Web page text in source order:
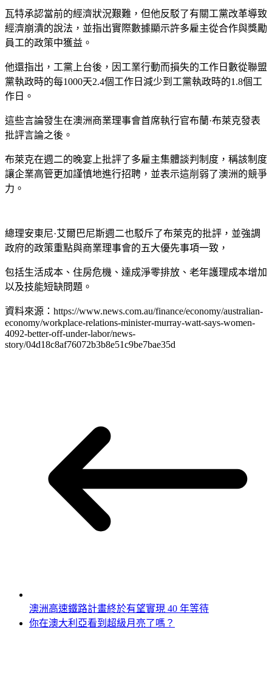
瓦特承認當前的經濟狀況艱難，但他反駁了有關工黨改革導致
經濟崩潰的說法，並指出實際數據顯示許多雇主從合作與獎勵
員工的政策中獲益。
他還指出，工黨上台後，因工業行動而損失的工作日數從聯盟
黨執政時的每1000天2.4個工作日減少到工黨執政時的1.8個工
作日。
這些言論發生在澳洲商業理事會首席執行官布蘭·布萊克發表
批評言論之後。
布萊克在週二的晚宴上批評了多雇主集體談判制度，稱該制度
讓企業高管更加謹慎地進行招聘，並表示這削弱了澳洲的競爭
力。
總理安東尼·艾爾巴尼斯週二也駁斥了布萊克的批評，並強調
政府的政策重點與商業理事會的五大優先事項一致，
包括生活成本、住房危機、達成淨零排放、老年護理成本增加
以及技能短缺問題。
資料來源：https://www.news.com.au/finance/economy/australian-
economy/workplace-relations-minister-murray-watt-says-women-
4092-better-off-under-labor/news-
story/04d18c8af76072b3b8e51c9be7bae35d
澳洲高速鐵路計畫終於有望實現 40 年等待
你在澳大利亞看到超級月亮了嗎？